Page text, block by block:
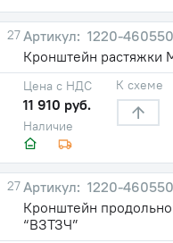
27
1220-
Кронштейн растяжки
Наличие
Цена с НДС
11 910 руб.
К схеме
27
1220-
Кронштейн
“ВЗТЗЧ”